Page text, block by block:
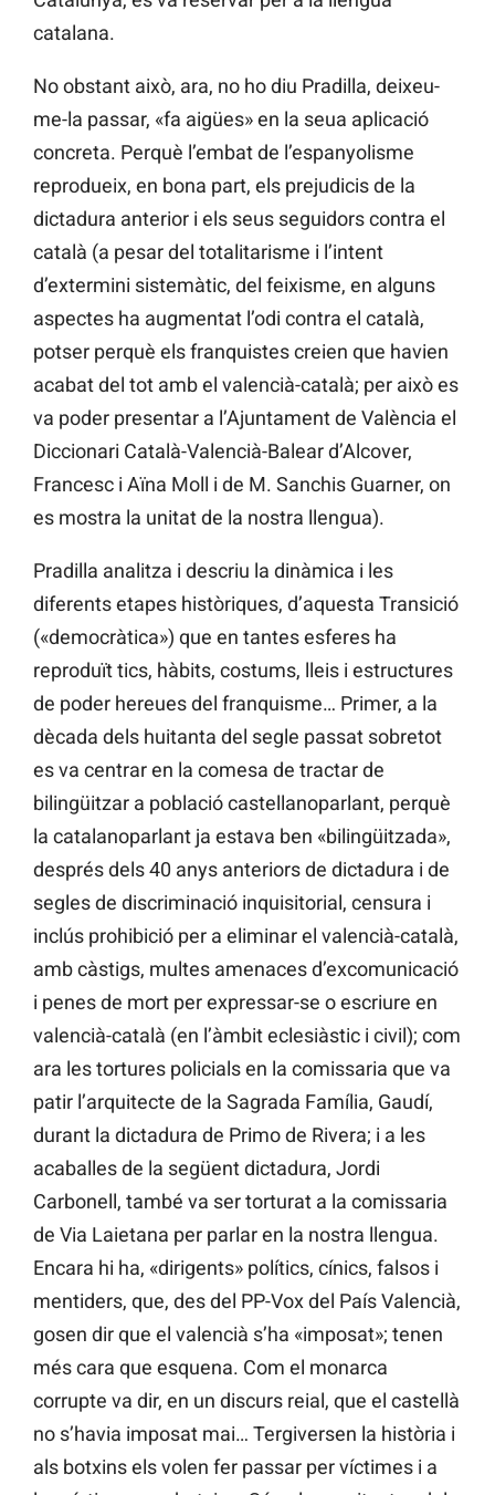
catalana.
No obstant això, ara, no ho diu Pradilla, deixeu-
me-la passar, «fa aigües» en la seua aplicació
concreta. Perquè l’embat de l’espanyolisme
reprodueix, en bona part, els prejudicis de la
dictadura anterior i els seus seguidors contra el
català (a pesar del totalitarisme i l’intent
d’extermini sistemàtic, del feixisme, en alguns
aspectes ha augmentat l’odi contra el català,
potser perquè els franquistes creien que havien
acabat del tot amb el valencià-català; per això es
va poder presentar a l’Ajuntament de València el
Diccionari Català-Valencià-Balear d’Alcover,
Francesc i Aïna Moll i de M. Sanchis Guarner, on
es mostra la unitat de la nostra llengua).
Pradilla analitza i descriu la dinàmica i les
diferents etapes històriques, d’aquesta Transició
(«democràtica») que en tantes esferes ha
reproduït tics, hàbits, costums, lleis i estructures
de poder hereues del franquisme… Primer, a la
dècada dels huitanta del segle passat sobretot
es va centrar en la comesa de tractar de
bilingüitzar a població castellanoparlant, perquè
la catalanoparlant ja estava ben «bilingüitzada»,
després dels 40 anys anteriors de dictadura i de
segles de discriminació inquisitorial, censura i
inclús prohibició per a eliminar el valencià-català,
amb càstigs, multes amenaces d’excomunicació
i penes de mort per expressar-se o escriure en
valencià-català (en l’àmbit eclesiàstic i civil); com
ara les tortures policials en la comissaria que va
patir l’arquitecte de la Sagrada Família, Gaudí,
durant la dictadura de Primo de Rivera; i a les
acaballes de la següent dictadura, Jordi
Carbonell, també va ser torturat a la comissaria
de Via Laietana per parlar en la nostra llengua.
Encara hi ha, «dirigents» polítics, cínics, falsos i
mentiders, que, des del PP-Vox del País Valencià,
gosen dir que el valencià s’ha «imposat»; tenen
més cara que esquena. Com el monarca
corrupte va dir, en un discurs reial, que el castellà
no s’havia imposat mai… Tergiversen la història i
als botxins els volen fer passar per víctimes i a